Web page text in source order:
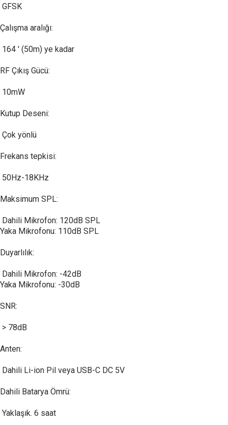
GFSK
Çalışma aralığı:
164 ′ (50m) ye kadar
RF Çıkış Gücü:
10mW
Kutup Deseni:
Çok yönlü
Frekans tepkisi:
50Hz-18KHz
Maksimum SPL:
Dahili Mikrofon: 120dB SPL
Yaka Mikrofonu: 110dB SPL
Duyarlılık:
Dahili Mikrofon: -42dB
Yaka Mikrofonu: -30dB
SNR:
> 78dB
Anten:
Dahili Li-ion Pil veya USB-C DC 5V
Dahili Batarya Ömrü:
Yaklaşık. 6 saat